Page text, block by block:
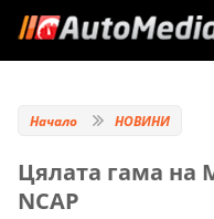
Начало НОВИНИ
Цялата гама на
NCAP